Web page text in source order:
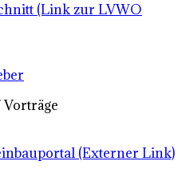
(Link zur LVWO
(Externer Link)